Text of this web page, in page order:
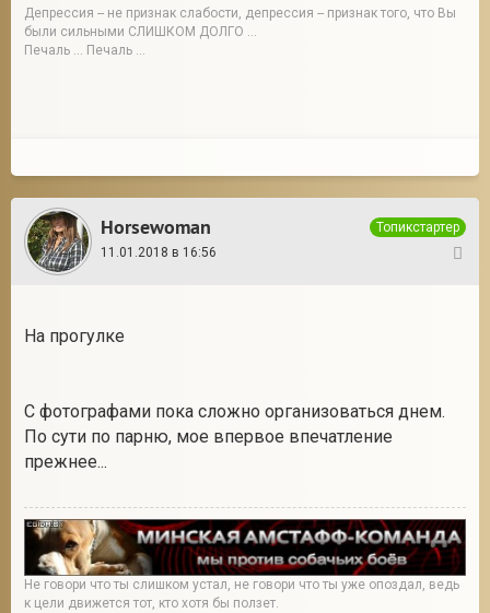
Депрессия -- не признак слабости, депрессия -- признак того, что Вы
были сильными СЛИШКОМ ДОЛГО ...
Печаль ... Печаль ...
Horsewoman
Топикстартер
11.01.2018 в 16:56
На прогулке
С фотографами пока сложно организоваться днем.
По сути по парню, мое впервое впечатление
прежнее...
Не говори что ты слишком устал, не говори что ты уже опоздал, ведь
к цели движется тот, кто хотя бы ползет.